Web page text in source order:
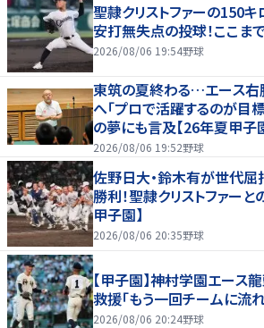
聖隷クリストファーの150
安打無失点の投球！ここま
2026/08/06 19:54野球
東筑の夏終わる…エース
へ「プロで活躍するのが目
の夢にも言及【26年夏甲子
2026/08/06 19:52野球
佐野日大・鈴木有が世代
勝利！聖隷クリストファー
甲子園】
2026/08/06 20:35野球
【甲子園】神村学園エース
救援「もう一回チームに流
2026/08/06 20:24野球